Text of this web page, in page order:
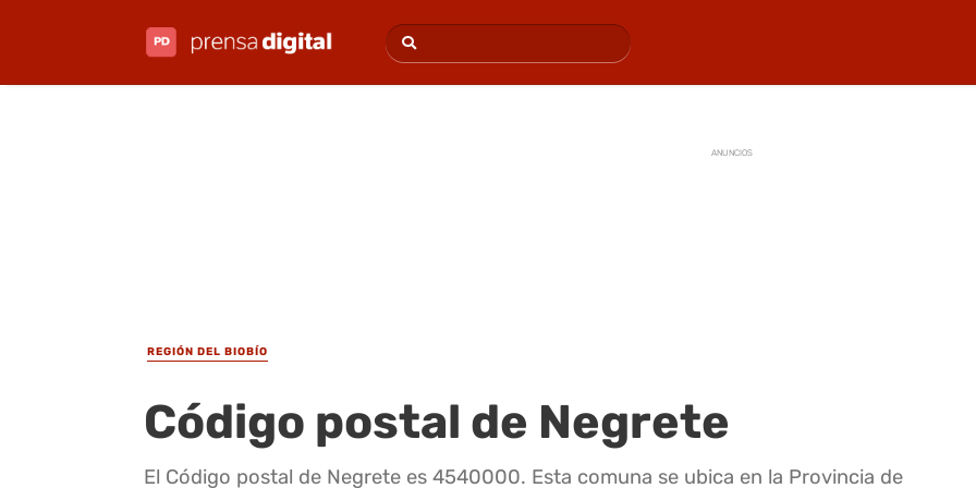
ANUNCIOS
REGIÓN DEL BIOBÍO
Código postal de Negrete
El Código postal de Negrete es 4540000. Esta comuna se ubica en la Provincia de